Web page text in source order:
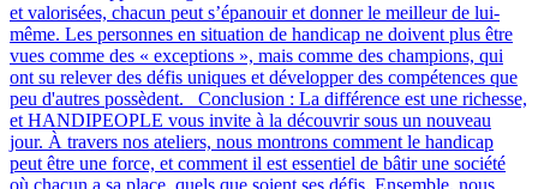
et valorisées, chacun peut s’épanouir et donner le meilleur de lui-
même. Les personnes en situation de handicap ne doivent plus être
vues comme des « exceptions », mais comme des champions, qui
ont su relever des défis uniques et développer des compétences que
peu d'autres possèdent​​​​. Conclusion : La différence est une richesse,
et HANDIPEOPLE vous invite à la découvrir sous un nouveau
jour. À travers nos ateliers, nous montrons comment le handicap
peut être une force, et comment il est essentiel de bâtir une société
où chacun a sa place, quels que soient ses défis. Ensemble, nous